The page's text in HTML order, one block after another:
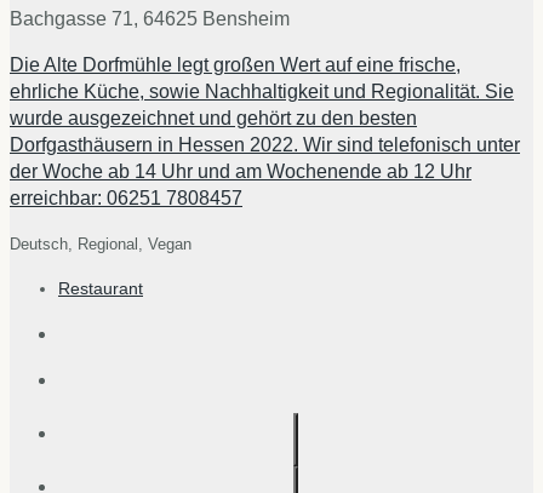
Bachgasse 71, 64625 Bensheim
Die Alte Dorfmühle legt großen Wert auf eine frische,
ehrliche Küche, sowie Nachhaltigkeit und Regionalität. Sie
wurde ausgezeichnet und gehört zu den besten
Dorfgasthäusern in Hessen 2022. Wir sind telefonisch unter
der Woche ab 14 Uhr und am Wochenende ab 12 Uhr
erreichbar: 06251 7808457
Deutsch, Regional, Vegan
Restaurant